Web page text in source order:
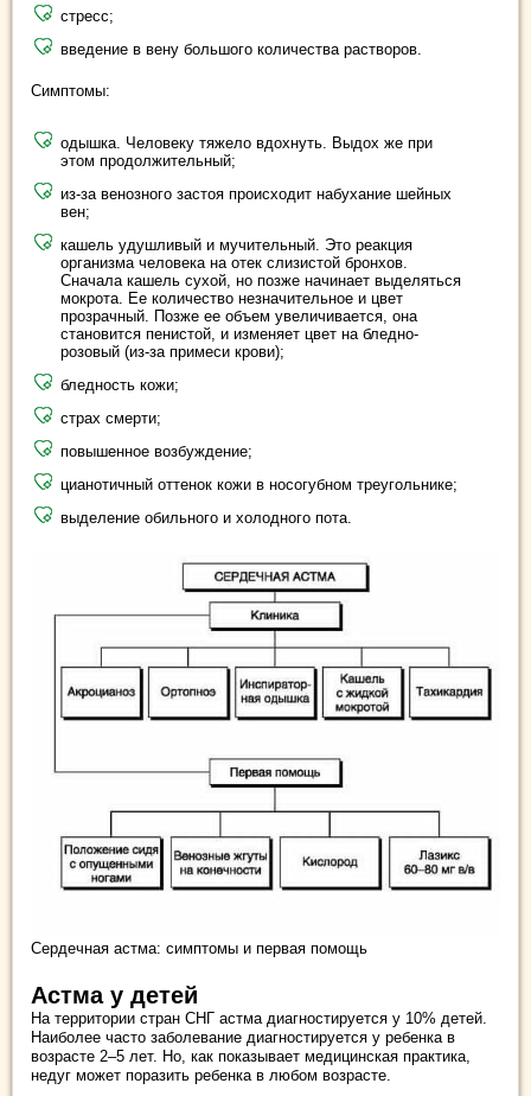
стресс;
введение в вену большого количества растворов.
Симптомы:
одышка. Человеку тяжело вдохнуть. Выдох же при
этом продолжительный;
из-за венозного застоя происходит набухание шейных
вен;
кашель удушливый и мучительный. Это реакция
организма человека на отек слизистой бронхов.
Сначала кашель сухой, но позже начинает выделяться
мокрота. Ее количество незначительное и цвет
прозрачный. Позже ее объем увеличивается, она
становится пенистой, и изменяет цвет на бледно-
розовый (из-за примеси крови);
бледность кожи;
страх смерти;
повышенное возбуждение;
цианотичный оттенок кожи в носогубном треугольнике;
выделение обильного и холодного пота.
Сердечная астма: симптомы и первая помощь
Астма у детей
На территории стран СНГ астма диагностируется у 10% детей.
Наиболее часто заболевание диагностируется у ребенка в
возрасте 2–5 лет. Но, как показывает медицинская практика,
недуг может поразить ребенка в любом возрасте.